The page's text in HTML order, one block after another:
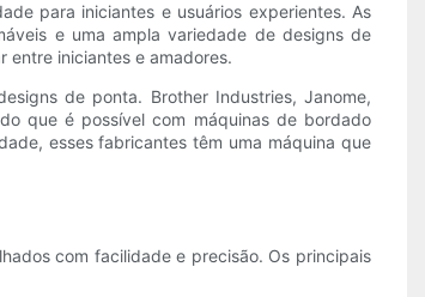
para iniciantes e usuários experientes. As
e uma ampla variedade de designs de
entre iniciantes e amadores.
de ponta. Brother Industries, Janome,
que é possível com máquinas de bordado
esses fabricantes têm uma máquina que
com facilidade e precisão. Os principais